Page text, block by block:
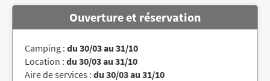
Ouverture et réservation
Camping : du 30/03 au 31/10
Location : du 30/03 au 31/10
Aire de services : du 30/03 au 31/10